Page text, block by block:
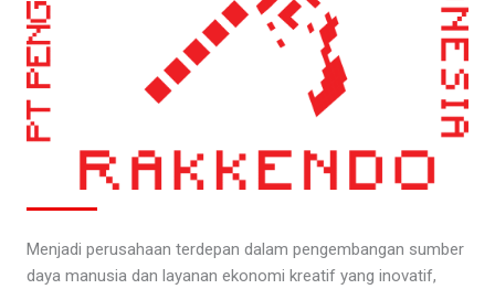
Menjadi perusahaan terdepan dalam pengembangan sumber
daya manusia dan layanan ekonomi kreatif yang inovatif,